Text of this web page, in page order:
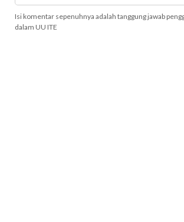
Isi komentar sepenuhnya adalah tanggung jawab
dalam UU ITE